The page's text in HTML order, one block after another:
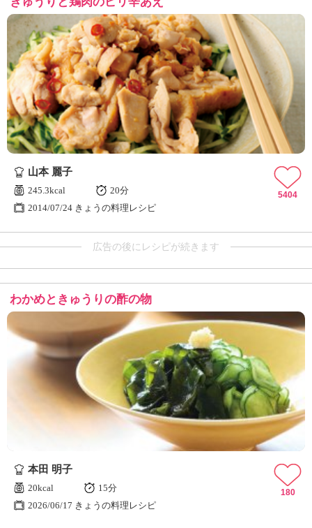
山本 麗子
245.3kcal
20分
2014/07/24 きょうの料理レシピ
5404
広告の後にレシピが続きます
わかめときゅうりの酢の物
本田 明子
20kcal
15分
2026/06/17 きょうの料理レシピ
180